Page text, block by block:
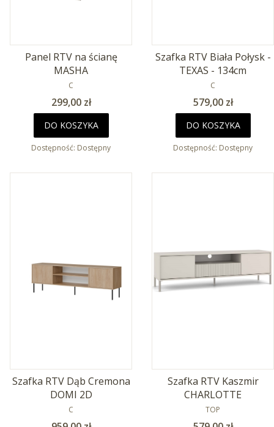
Panel RTV na ścianę
MASHA
PRODUCENT
C
Cena
299,00 zł
DO KOSZYKA
Dostępność: Dostępny
Szafka RTV Biała Połysk -
TEXAS - 134cm
PRODUCENT
C
Cena
579,00 zł
DO KOSZYKA
Dostępność: Dostępny
Szafka RTV Dąb Cremona
DOMI 2D
PRODUCENT
C
Szafka RTV Kaszmir
CHARLOTTE
PRODUCENT
TOP